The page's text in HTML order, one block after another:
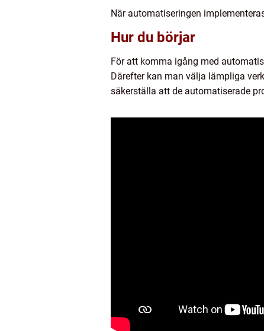
När automatiseringen
Hur du börjar
För att komma igång med
Därefter kan man välja lämpliga
säkerställa att de automatiserade